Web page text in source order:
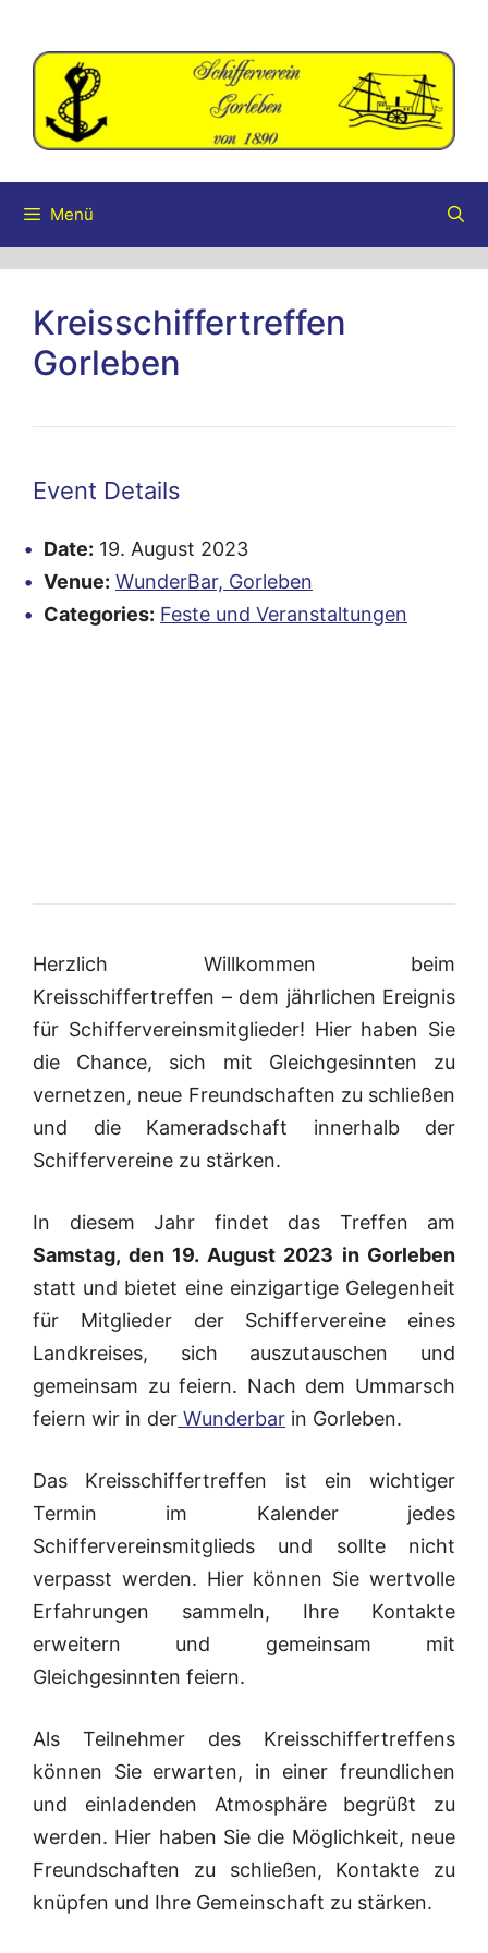
Inhalt
springen
Menü
Kreisschiffertreffen
Gorleben
Event Details
Date: 19. August 2023
Venue: WunderBar, Gorleben
Categories: Feste und Veranstaltungen
Herzlich Willkommen beim
Kreisschiffertreffen – dem jährlichen Ereignis
für Schiffervereinsmitglieder! Hier haben Sie
die Chance, sich mit Gleichgesinnten zu
vernetzen, neue Freundschaften zu schließen
und die Kameradschaft innerhalb der
Schiffervereine zu stärken.
In diesem Jahr findet das Treffen am
Samstag, den 19. August 2023 in Gorleben
statt und bietet eine einzigartige Gelegenheit
für Mitglieder der Schiffervereine eines
Landkreises, sich auszutauschen und
gemeinsam zu feiern. Nach dem Ummarsch
feiern wir in der Wunderbar in Gorleben.
Das Kreisschiffertreffen ist ein wichtiger
Termin im Kalender jedes
Schiffervereinsmitglieds und sollte nicht
verpasst werden. Hier können Sie wertvolle
Erfahrungen sammeln, Ihre Kontakte
erweitern und gemeinsam mit
Gleichgesinnten feiern.
Als Teilnehmer des Kreisschiffertreffens
können Sie erwarten, in einer freundlichen
und einladenden Atmosphäre begrüßt zu
werden. Hier haben Sie die Möglichkeit, neue
Freundschaften zu schließen, Kontakte zu
knüpfen und Ihre Gemeinschaft zu stärken.